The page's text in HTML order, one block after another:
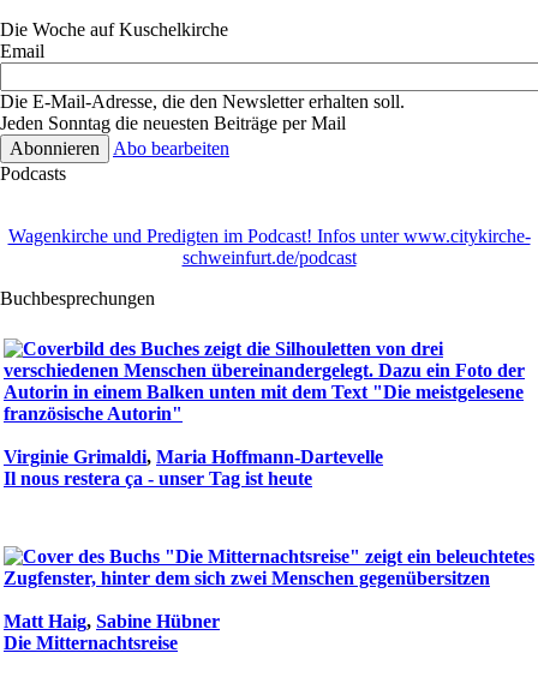
Die Woche auf Kuschelkirche
Email
Die E-Mail-Adresse, die den Newsletter erhalten soll.
Jeden Sonntag die neuesten Beiträge per Mail
Abo bearbeiten
Podcasts
Wagenkirche und Predigten im Podcast! Infos unter www.citykirche-
schweinfurt.de/podcast
Buchbesprechungen
Virginie Grimaldi, Maria Hoffmann-Dartevelle
Il nous restera ça - unser Tag ist heute
Matt Haig, Sabine Hübner
Die Mitternachtsreise